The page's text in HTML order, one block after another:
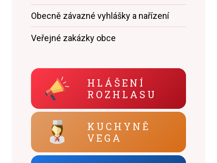
Obecně závazné vyhlášky a nařízení
Veřejné zakázky obce
HLÁŠENÍ
ROZHLASU
KUCHYNĚ
VEGA